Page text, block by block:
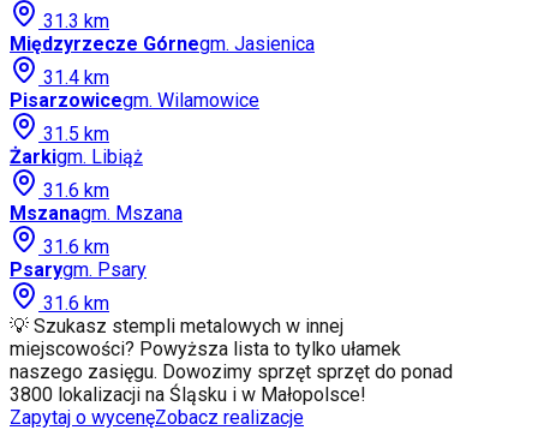
31.3 km
Międzyrzecze Górnegm. Jasienica
31.4 km
Pisarzowicegm. Wilamowice
31.5 km
Żarkigm. Libiąż
31.6 km
Mszanagm. Mszana
31.6 km
Psarygm. Psary
31.6 km
💡 Szukasz stempli metalowych w innej
miejscowości? Powyższa lista to tylko ułamek
naszego zasięgu. Dowozimy sprzęt sprzęt do ponad
3800 lokalizacji na Śląsku i w Małopolsce!
Zapytaj o wycenęZobacz realizacje